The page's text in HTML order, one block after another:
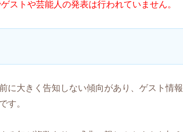
ストや芸能人の発表は行われていません。
に大きく告知しない傾向があり、ゲスト情報
す。